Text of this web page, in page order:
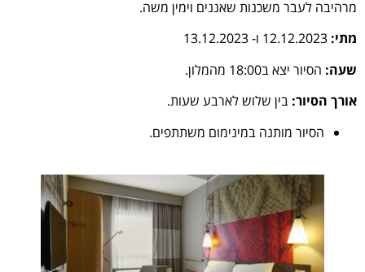
מרהיבה לעבר משכנות שאננים וימין משה.
מתי: 12.12.2023 ו- 13.12.2023
שעה: הסיור יצא ב18:00 מהמלון.
אורך הסיור: בין שלוש לארבע שעות.
הסיור מותנה במינימום משתתפים.